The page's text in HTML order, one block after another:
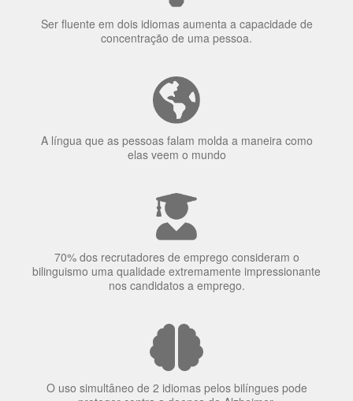
concentração de uma pessoa.
elas veem o mundo
70% dos recrutadores de emprego consideram o
nos candidatos a emprego.